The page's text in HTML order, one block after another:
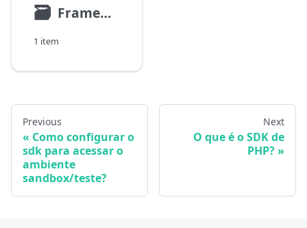
🗃 Frameworks
1 item
Previous
Como configurar o
sdk para acessar o
ambiente
sandbox/teste?
Next
O que é o SDK de
PHP?